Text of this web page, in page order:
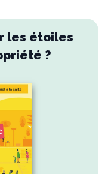
les étoiles
?